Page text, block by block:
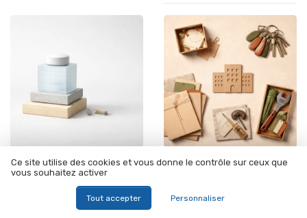
Technologie intégration •
15/05/2026
IWMS, GMAO, BIM, IoT : le bon
ordre d'empilement quand
on reprend une DSI FM
Gestion fournisseurs •
14/05/2026
contrat unique vous coûte
Ce site utilise des cookies et vous donne le contrôle sur ceux que
vous souhaitez activer
Tout accepter Personnaliser